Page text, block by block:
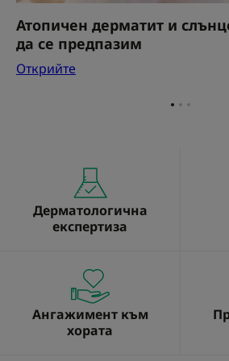
Атопичен дерматит и
да се предпазим
Открийте
Отидете
Отидете
Дерматологична
експертиза
Ангажимент към
хората